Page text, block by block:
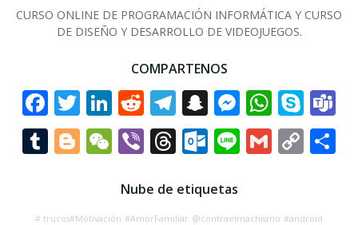
CURSO ONLINE DE PROGRAMACIÓN INFORMÁTICA Y CURSO
DE DISEÑO Y DESARROLLO DE VIDEOJUEGOS.
COMPARTENOS
Facebook
Twitter
LinkedIn
Reddit
Telegram
Snapchat
Tumblr
Blogger
WeChat
ViberThreads
LineGmail
Link
Nube de etiquetas
# trucos#Motivación #AmorFamiliar @contraelmachismo #android